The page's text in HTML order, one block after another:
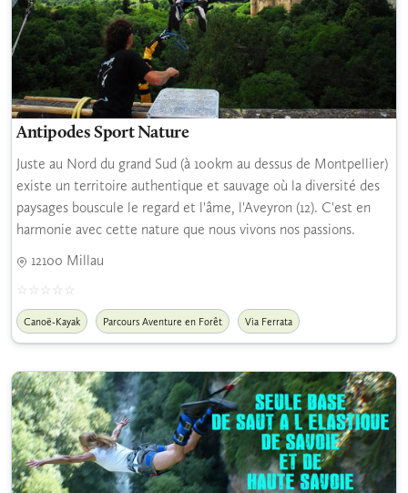
Antipodes Sport Nature
Juste au Nord du grand Sud (à 100km au dessus de Montpellier)
existe un territoire authentique et sauvage où la diversité des
paysages bouscule le regard et l'âme, l'Aveyron (12). C'est en
harmonie avec cette nature que nous vivons nos passions.
12100 Millau
Canoë-Kayak Parcours Aventure en Forêt Via Ferrata